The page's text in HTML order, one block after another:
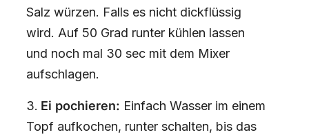
Salz würzen. Falls es nicht dickflüssig
wird. Auf 50 Grad runter kühlen lassen
und noch mal 30 sec mit dem Mixer
aufschlagen.
Ei pochieren: Einfach Wasser im einem
Topf aufkochen, runter schalten, bis das